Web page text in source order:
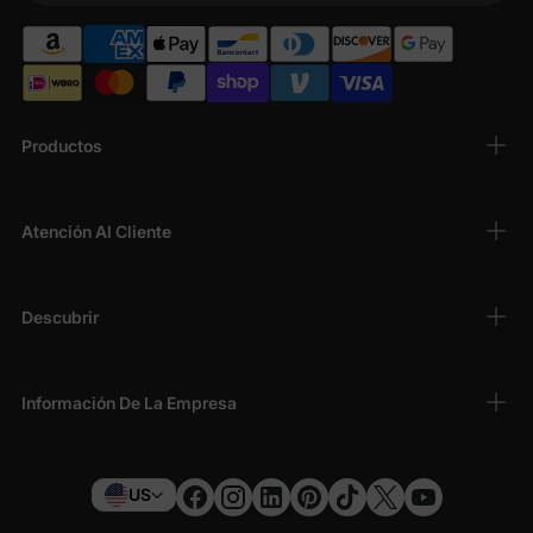
Productos
Atención Al Cliente
Descubrir
Información De La Empresa
US